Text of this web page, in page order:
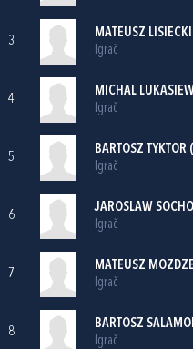
3
MATEUSZ LISIECKI
Igrač
4
MICHAL
Igrač
5
BARTOSZ TYKTOR
Igrač
6
JAROSLAW
Igrač
7
MATEUSZ
Igrač
8
BARTOSZ
Igrač